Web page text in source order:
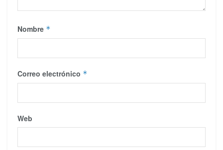
Nombre *
Correo electrónico *
Web